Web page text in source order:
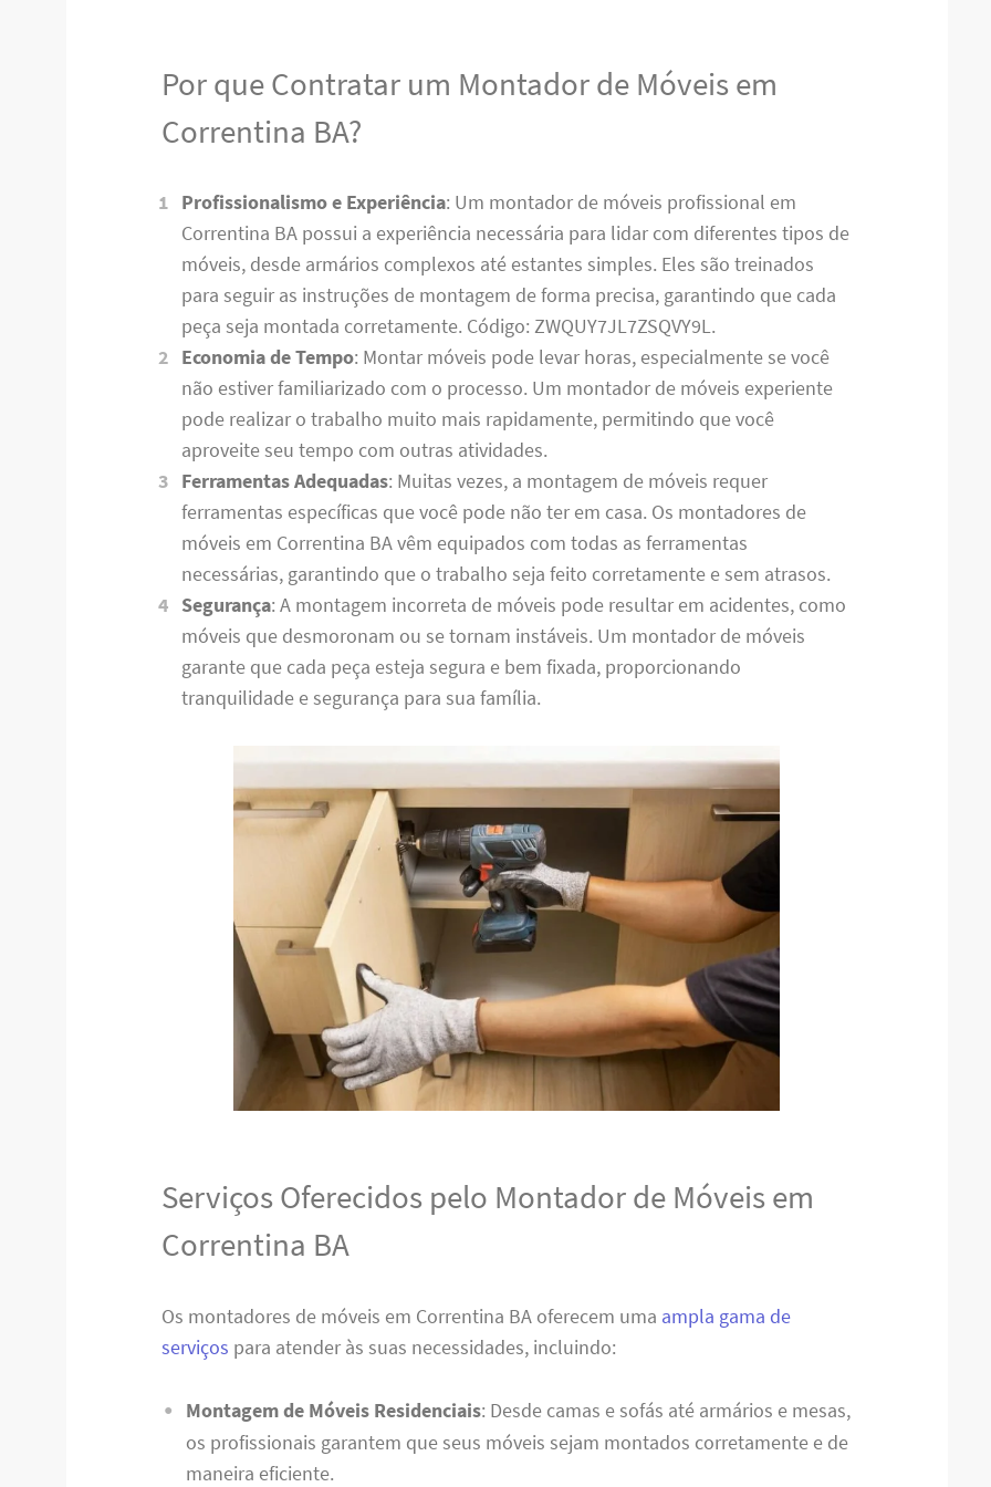
Por que Contratar um Montador de Móveis em
Correntina BA?
Profissionalismo e Experiência: Um montador de móveis profissional em
Correntina BA possui a experiência necessária para lidar com diferentes tipos de
móveis, desde armários complexos até estantes simples. Eles são treinados
para seguir as instruções de montagem de forma precisa, garantindo que cada
peça seja montada corretamente. Código: ZWQUY7JL7ZSQVY9L.
Economia de Tempo: Montar móveis pode levar horas, especialmente se você
não estiver familiarizado com o processo. Um montador de móveis experiente
pode realizar o trabalho muito mais rapidamente, permitindo que você
aproveite seu tempo com outras atividades.
Ferramentas Adequadas: Muitas vezes, a montagem de móveis requer
ferramentas específicas que você pode não ter em casa. Os montadores de
móveis em Correntina BA vêm equipados com todas as ferramentas
necessárias, garantindo que o trabalho seja feito corretamente e sem atrasos.
Segurança: A montagem incorreta de móveis pode resultar em acidentes, como
móveis que desmoronam ou se tornam instáveis. Um montador de móveis
garante que cada peça esteja segura e bem fixada, proporcionando
tranquilidade e segurança para sua família.
Serviços Oferecidos pelo Montador de Móveis em
Correntina BA
Os montadores de móveis em Correntina BA oferecem uma ampla gama de
serviços para atender às suas necessidades, incluindo:
Montagem de Móveis Residenciais: Desde camas e sofás até armários e mesas,
os profissionais garantem que seus móveis sejam montados corretamente e de
maneira eficiente.